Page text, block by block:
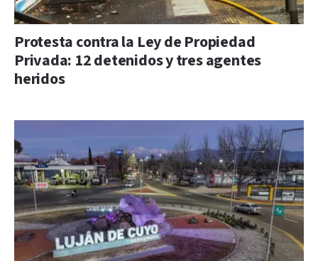
Protesta contra la Ley de Propiedad
Privada: 12 detenidos y tres agentes
heridos